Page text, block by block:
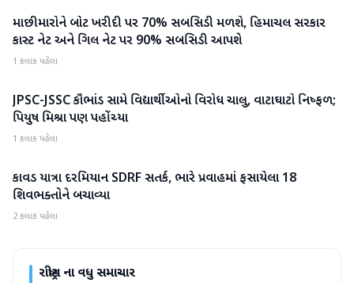
રાષ્ટ્રીય
માછીમારોને બોટ ખરીદી પર 70% સબસિડી મળશે, હિમાચલ સરકાર
કાસ્ટ નેટ અને ગિલ નેટ પર 90% સબસિડી આપશે
1 કલાક પહેલા
રાષ્ટ્રીય
JPSC-JSSC કૌભાંડ સામે વિદ્યાર્થીઓનો વિરોધ ચાલુ, વાટાઘાટો નિષ્ફળ;
પિયુષ મિશ્રા પણ પહોંચ્યા
1 કલાક પહેલા
રાષ્ટ્રીય
કાવડ યાત્રા દરમિયાન SDRF સતર્ક, ભારે પ્રવાહમાં ફસાયેલા 18
શિવભક્તોને બચાવ્યા
2 કલાક પહેલા
રાષ્ટ્રીયના વધુ સમાચાર